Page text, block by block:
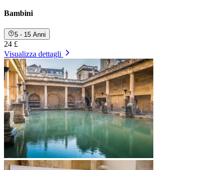
Bambini
5 - 15 Anni
24 £
Visualizza dettagli